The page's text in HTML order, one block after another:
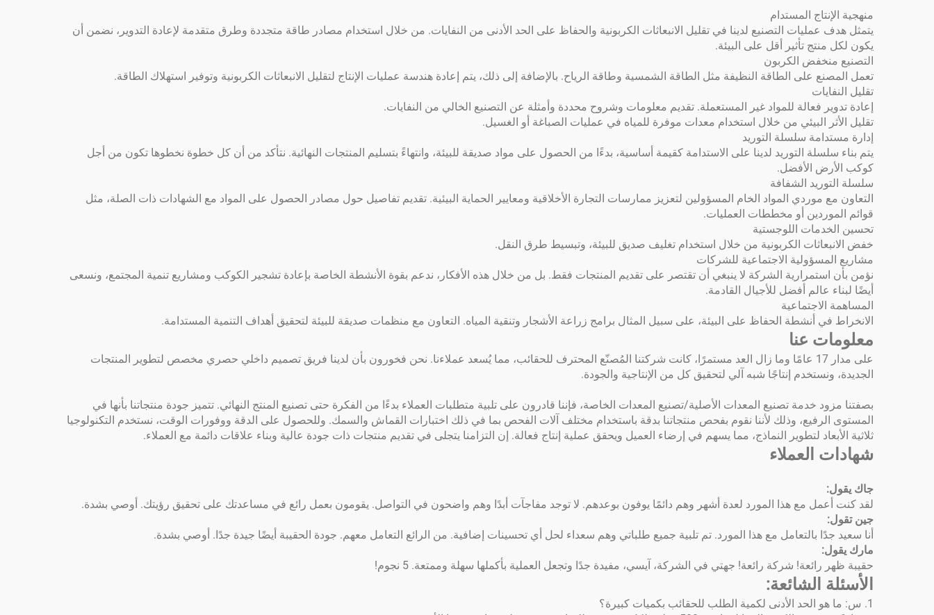
منهجية الإنتاج المستدام
يتمثل هدف عمليات التصنيع لدينا في تقليل الانبعاثات الكربونية والحفاظ على الحد الأدنى من النفايات. من خلال استخدام مصادر طاقة متجددة وطرق متقدمة لإعادة التدوير، نضمن أن
يكون لكل منتج تأثير أقل على البيئة.
التصنيع منخفض الكربون
تعمل المصنع على الطاقة النظيفة مثل الطاقة الشمسية وطاقة الرياح. بالإضافة إلى ذلك، يتم إعادة هندسة عمليات الإنتاج لتقليل الانبعاثات الكربونية وتوفير استهلاك الطاقة.
تقليل النفايات
إعادة تدوير فعالة للمواد غير المستعملة. تقديم معلومات وشروح محددة وأمثلة عن التصنيع الخالي من النفايات.
تقليل الأثر البيئي من خلال استخدام معدات موفرة للمياه في عمليات الصباغة أو الغسيل.
إدارة مستدامة سلسلة التوريد
يتم بناء سلسلة التوريد لدينا على الاستدامة كقيمة أساسية، بدءًا من الحصول على مواد صديقة للبيئة، وانتهاءً بتسليم المنتجات النهائية. نتأكد من أن كل خطوة نخطوها تكون من أجل
كوكب الأرض الأفضل.
سلسلة التوريد الشفافة
التعاون مع موردي المواد الخام المسؤولين لتعزيز ممارسات التجارة الأخلاقية ومعايير الحماية البيئية. تقديم تفاصيل حول مصادر الحصول على المواد مع الشهادات ذات الصلة، مثل
قوائم الموردين أو مخططات العمليات.
تحسين الخدمات اللوجستية
خفض الانبعاثات الكربونية من خلال استخدام تغليف صديق للبيئة، وتبسيط طرق النقل.
مشاريع المسؤولية الاجتماعية للشركات
نؤمن بأن استمرارية الشركة لا ينبغي أن تقتصر على تقديم المنتجات فقط. بل من خلال هذه الأفكار، ندعم بقوة الأنشطة الخاصة بإعادة تشجير الكوكب ومشاريع تنمية المجتمع، ونسعى
أيضًا لبناء عالم أفضل للأجيال القادمة.
المساهمة الاجتماعية
الانخراط في أنشطة الحفاظ على البيئة، على سبيل المثال برامج زراعة الأشجار وتنقية المياه. التعاون مع منظمات صديقة للبيئة لتحقيق أهداف التنمية المستدامة.
معلومات عنا
على مدار 17 عامًا وما زال العد مستمرًا، كانت شركتنا المُصنّع المحترف للحقائب، مما يُسعد عملاءنا. نحن فخورون بأن لدينا فريق تصميم داخلي حصري مخصص لتطوير المنتجات
الجديدة، ونستخدم إنتاجًا شبه آلي لتحقيق كل من الإنتاجية والجودة.
بصفتنا مزود خدمة تصنيع المعدات الأصلية/تصنيع المعدات الخاصة، فإننا قادرون على تلبية متطلبات العملاء بدءًا من الفكرة حتى تصنيع المنتج النهائي. تتميز جودة منتجاتنا بأنها في
المستوى الرفيع، وذلك لأننا نقوم بفحص منتجاتنا بدقة باستخدام مختلف آلات الفحص بما في ذلك اختبارات القماش والسمك. وللحصول على الدقة ووفورات الوقت، نستخدم التكنولوجيا
ثلاثية الأبعاد لتطوير النماذج، مما يسهم في إرضاء العميل ويحقق عملية إنتاج فعالة. إن التزامنا يتجلى في تقديم منتجات ذات جودة عالية وبناء علاقات دائمة مع العملاء.
شهادات العملاء
جاك يقول:
لقد كنت أعمل مع هذا المورد لعدة أشهر وهم دائمًا يوفون بوعدهم. لا توجد مفاجآت أبدًا وهم واضحون في التواصل. يقومون بعمل رائع في مساعدتك على تحقيق رؤيتك. أوصي بشدة.
جين تقول:
أنا سعيد جدًا بالتعامل مع هذا المورد. تم تلبية جميع طلباتي وهم سعداء لحل أي تحسينات إضافية. من الرائع التعامل معهم. جودة الحقيبة أيضًا جيدة جدًا. أوصي بشدة.
مارك يقول:
حقيبة ظهر رائعة! شركة رائعة! جهتي في الشركة، آيسي، مفيدة جدًا وتجعل العملية بأكملها سهلة وممتعة. 5 نجوم!
الأسئلة الشائعة:
1. س: ما هو الحد الأدنى لكمية الطلب للحقائب بكميات كبيرة؟